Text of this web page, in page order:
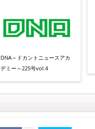
DNA～ドカントニュースアカ
デミー～225号vol.4